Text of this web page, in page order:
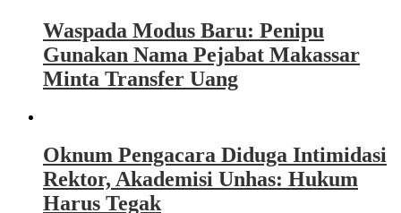
Waspada Modus Baru: Penipu
Gunakan Nama Pejabat Makassar
Minta Transfer Uang
Oknum Pengacara Diduga Intimidasi
Rektor, Akademisi Unhas: Hukum
Harus Tegak